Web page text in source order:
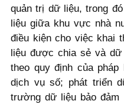
quản trị dữ liệu, trong
liệu giữa khu vực nhà
điều kiện cho việc khai
liệu được chia sẻ và
theo quy định của
dịch vụ số; phát triển
trường dữ liệu bảo